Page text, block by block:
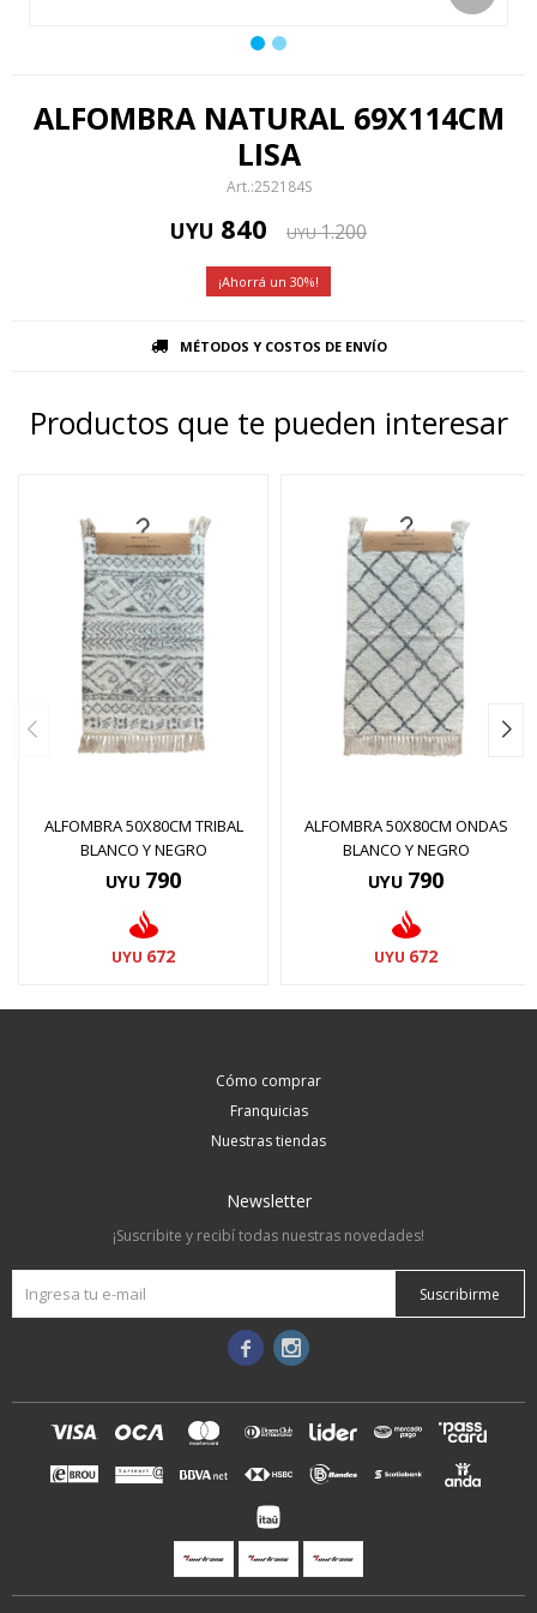
ALFOMBRA NATURAL 69X114CM
LISA
252184S
UYU 840 UYU1.200
30
MÉTODOS Y COSTOS DE ENVÍO
Productos que te pueden interesar
ALFOMBRA 50X80CM TRIBAL
BLANCO Y NEGRO
UYU 790
UYU 672
ALFOMBRA 50X80CM ONDAS
BLANCO Y NEGRO
UYU 790
UYU 672
Cómo comprar
Franquicias
Nuestras tiendas
Newsletter
¡Suscribite y recibí todas nuestras novedades!
Suscribirme
 